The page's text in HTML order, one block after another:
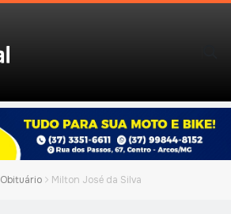
Obituário Milton José da Silva